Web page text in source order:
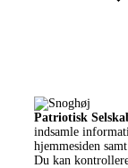
Patriotisk
indsamle
hjemmesiden
Du kan